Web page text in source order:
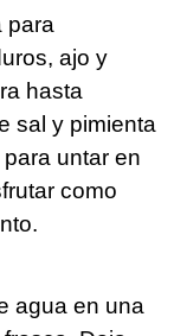
para
ajo y
hasta
sal y pimienta
untar en
como
agua en una